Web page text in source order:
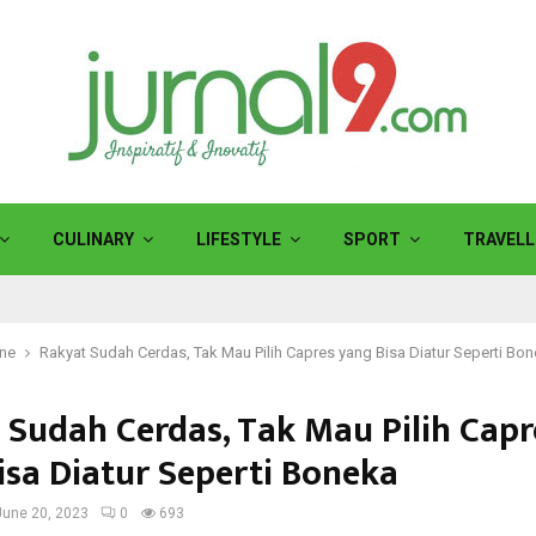
CULINARY LIFESTYLE SPORT
Rakyat Sudah Cerdas, Tak Mau Pilih Capres yang Bisa Diatur Seperti
Cerdas, Tak Mau Pilih
Diatur Seperti Boneka
20, 2023 0 693